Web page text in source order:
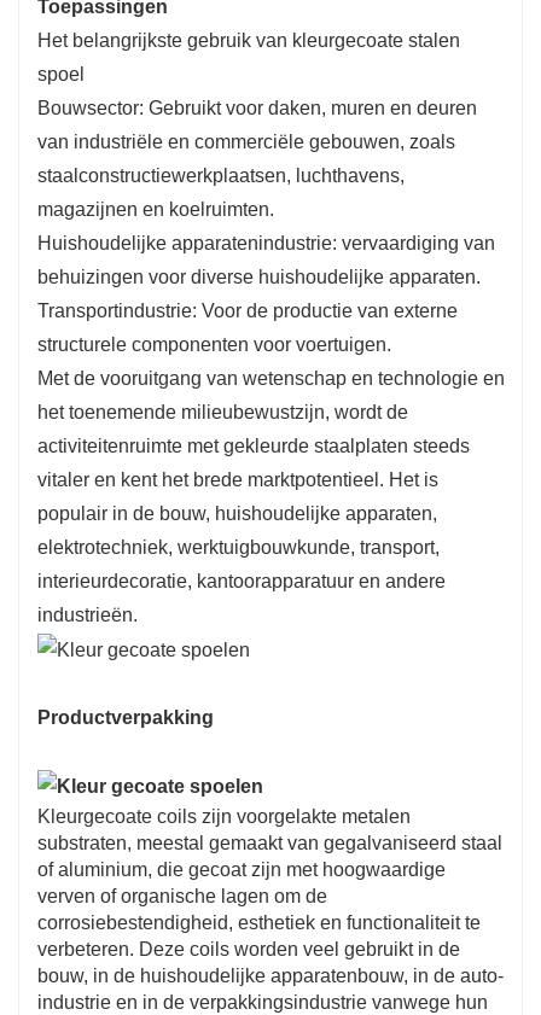
Toepassingen
Het belangrijkste gebruik van kleurgecoate stalen
spoel
Bouwsector: Gebruikt voor daken, muren en deuren
van industriële en commerciële gebouwen, zoals
staalconstructiewerkplaatsen, luchthavens,
magazijnen en koelruimten.
Huishoudelijke apparatenindustrie: vervaardiging van
behuizingen voor diverse huishoudelijke apparaten.
Transportindustrie: Voor de productie van externe
structurele componenten voor voertuigen.
Met de vooruitgang van wetenschap en technologie en
het toenemende milieubewustzijn, wordt de
activiteitenruimte met gekleurde staalplaten steeds
vitaler en kent het brede marktpotentieel. Het is
populair in de bouw, huishoudelijke apparaten,
elektrotechniek, werktuigbouwkunde, transport,
interieurdecoratie, kantoorapparatuur en andere
industrieën.
Productverpakking
Kleurgecoate coils zijn voorgelakte metalen
substraten, meestal gemaakt van gegalvaniseerd staal
of aluminium, die gecoat zijn met hoogwaardige
verven of organische lagen om de
corrosiebestendigheid, esthetiek en functionaliteit te
verbeteren. Deze coils worden veel gebruikt in de
bouw, in de huishoudelijke apparatenbouw, in de auto-
industrie en in de verpakkingsindustrie vanwege hun